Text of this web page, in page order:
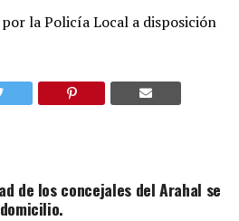
la Policía Local a disposición
de los concejales del Arahal se